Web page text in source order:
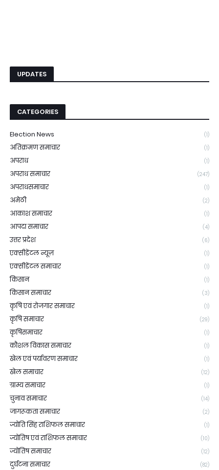
UPDATES
CATEGORIES
Election News (1)
अतिक्रमण समाचार (1)
अपराध (1)
अपराध समाचार (247)
अपराधसमाचार (1)
अमेठी (2)
आकाश समाचार (1)
आपदा समाचार (4)
उत्तर प्रदेश (6)
एक्सीडेंटल न्यूज़ (1)
एक्सीडेंटल समाचार (1)
किसान (1)
किसान समाचार (3)
कृषि एवं रोजगार समाचार (1)
कृषि समाचार (29)
कृषिसमाचार (1)
कौशल विकास समाचार (1)
खेल एवं पर्यावरण समाचार (1)
खेल समाचार (12)
ग्राम्य समाचार (1)
चुनाव समाचार (14)
जागरूकता समाचार (2)
ज्योति सिंह राशिफल समाचार (1)
ज्योतिष एवं राशिफल समाचार (10)
ज्योतिष समाचार (12)
दुर्घटना समाचार (82)